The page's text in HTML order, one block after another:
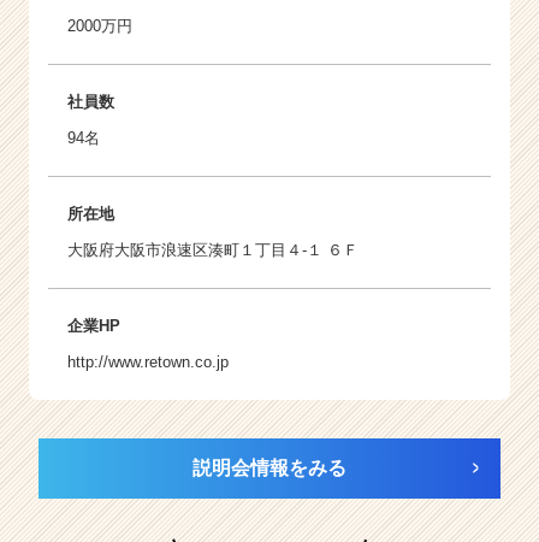
2000万円
社員数
94名
所在地
大阪府大阪市浪速区湊町１丁目４-１ ６Ｆ
企業HP
http://www.retown.co.jp
説明会情報をみる